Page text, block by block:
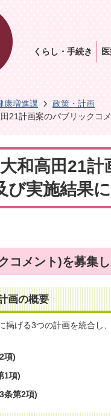
くらし・手続き
康増進課
政策・計画
21計画案のパブリックコ
和高田21計
び実施結果
コメント)を募集し
画の概要
掲げる3つの計画を統合し
項)
1項)
条第2項)